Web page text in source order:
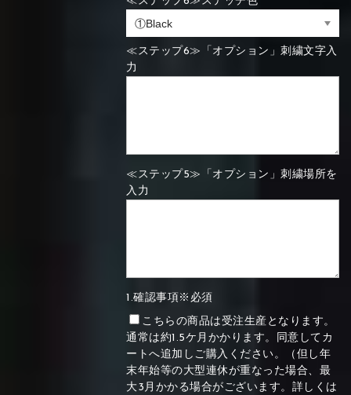
≪ステップ6≫「オプション」刺繍文字入
力
≪ステップ5≫「オプション」刺繍場所を
入力
1.確認事項※必須
こちらの商品は受注生産となります。
通常は約1.5ケ月かかります。同意してカ
ートへ追加しご購入ください。（但し年
末年始等の大型連休が重なった場合、最
大3月かかる場合がございます。詳しくは